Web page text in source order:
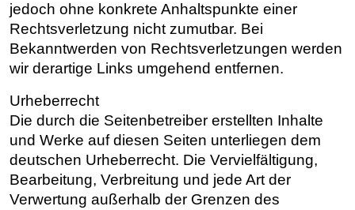
jedoch ohne konkrete Anhaltspunkte einer
Rechtsverletzung nicht zumutbar. Bei
Bekanntwerden von Rechtsverletzungen werden
wir derartige Links umgehend entfernen.
Urheberrecht
Die durch die Seitenbetreiber erstellten Inhalte
und Werke auf diesen Seiten unterliegen dem
deutschen Urheberrecht. Die Vervielfältigung,
Bearbeitung, Verbreitung und jede Art der
Verwertung außerhalb der Grenzen des